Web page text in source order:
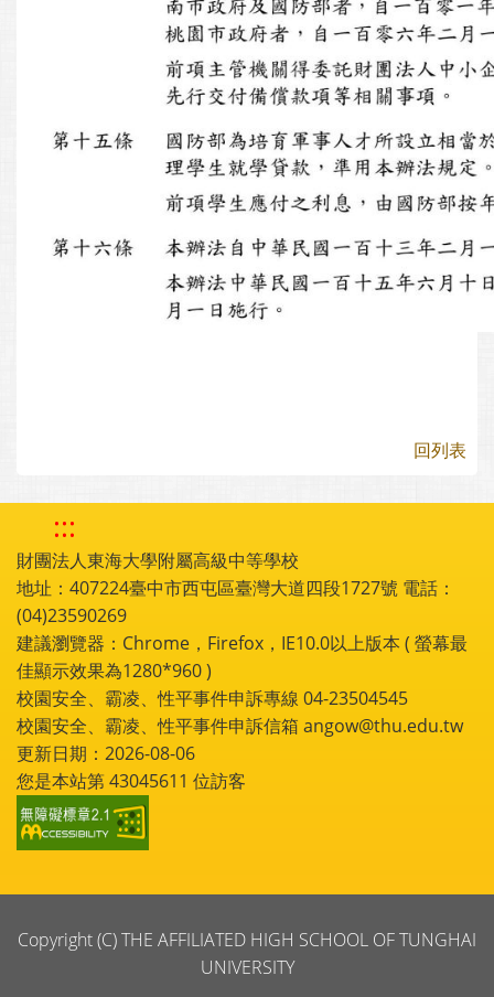
回列表
:::
財團法人東海大學附屬高級中等學校
地址：407224臺中市西屯區臺灣大道四段1727號 電話：
(04)23590269
建議瀏覽器：Chrome，Firefox，IE10.0以上版本 ( 螢幕最
佳顯示效果為1280*960 )
校園安全、霸凌、性平事件申訴專線 04-23504545
校園安全、霸凌、性平事件申訴信箱 angow@thu.edu.tw
更新日期：2026-08-06
您是本站第43045611 位訪客
Copyright (C) THE AFFILIATED HIGH SCHOOL OF TUNGHAI
UNIVERSITY